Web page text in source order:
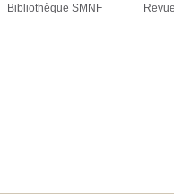
Bibliothèque SMNF